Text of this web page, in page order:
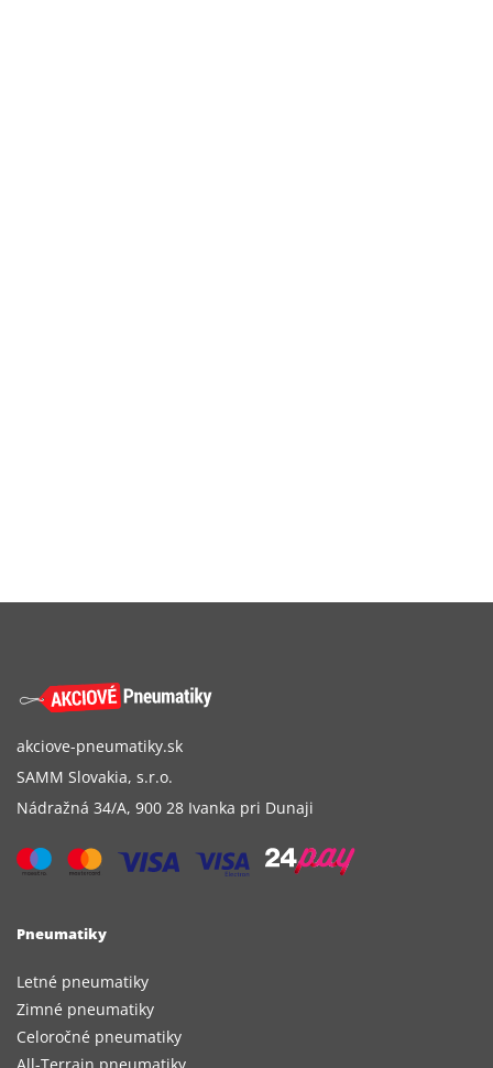
akciove-pneumatiky.sk
SAMM Slovakia, s.r.o.
Nádražná 34/A, 900 28 Ivanka pri Dunaji
Pneumatiky
Letné pneumatiky
Zimné pneumatiky
Celoročné pneumatiky
All-Terrain pneumatiky